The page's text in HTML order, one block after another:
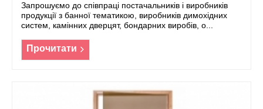
Запрошуємо до співпраці постачальників і виробників
продукції з банної тематикою, виробників димохідних
систем, камінних дверцят, бондарних виробів, о...
Прочитати